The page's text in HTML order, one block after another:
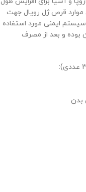
موارد قرص ژل رویال جهت
ایمنی مورد استفاده
بوده و بعد از مصرف
بدن